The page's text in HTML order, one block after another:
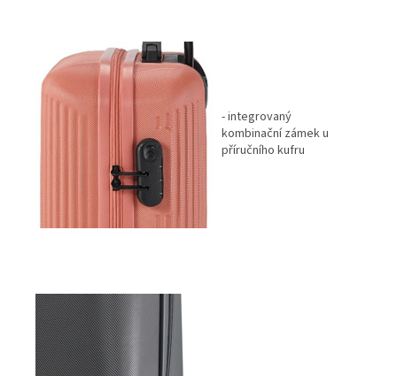
- integrovaný
kombinačnízámek u
příručního kufru